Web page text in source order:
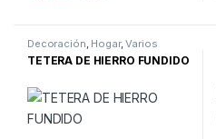
Decoración, Hogar,Varios
TETERA DE HIERRO FUNDIDO